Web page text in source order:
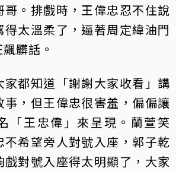
哥。排戲時，王偉忠忍不住說
太溫柔了，逼著周定緯油門
髒話。
家都知道「謝謝大家收看」講
事，但王偉忠很害羞，偏偏讓
「王忠偉」來呈現。蘭萱笑
不希望旁人對號入座，郭子乾
戲對號入座得太明顯了，大家